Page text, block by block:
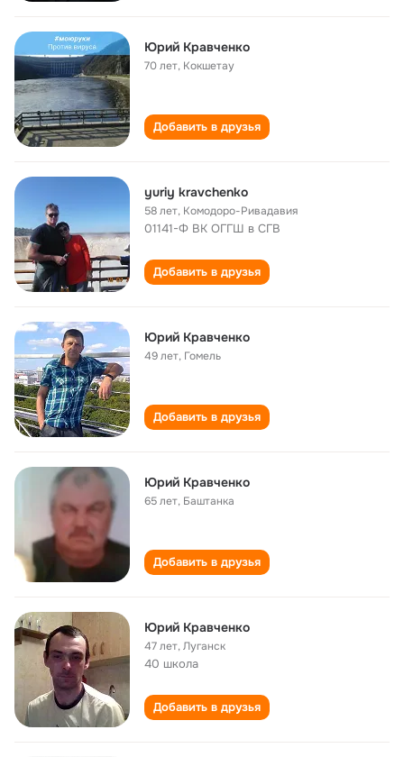
Юрий Кравченко
70 лет, Кокшетау
Добавить в друзья
yuriy kravchenko
58 лет, Комодоро-Ривадавия
01141-Ф ВК ОГГШ в СГВ
Добавить в друзья
Юрий Кравченко
49 лет, Гомель
Добавить в друзья
Юрий Кравченко
65 лет, Баштанка
Добавить в друзья
Юрий Кравченко
47 лет,Луганск
40 школа
Добавить в друзья